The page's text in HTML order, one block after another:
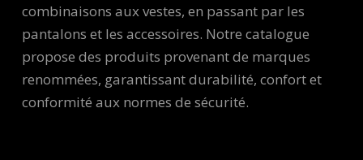
combinaisons aux vestes, en passant par les
pantalons et les accessoires. Notre catalogue
propose des produits provenant de marques
renommées, garantissant durabilité, confort et
conformité aux normes de sécurité.